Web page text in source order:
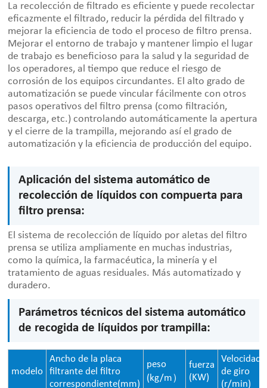
La recolección de filtrado es eficiente y puede recolectar
eficazmente el filtrado, reducir la pérdida del filtrado y
mejorar la eficiencia de todo el proceso de filtro prensa.
Mejorar el entorno de trabajo y mantener limpio el lugar
de trabajo es beneficioso para la salud y la seguridad de
los operadores, al tiempo que reduce el riesgo de
corrosión de los equipos circundantes. El alto grado de
automatización se puede vincular fácilmente con otros
pasos operativos del filtro prensa (como filtración,
descarga, etc.) controlando automáticamente la apertura
y el cierre de la trampilla, mejorando así el grado de
automatización y la eficiencia de producción del equipo.
Aplicación del sistema automático de
recolección de líquidos con compuerta para
filtro prensa:
El sistema de recolección de líquido por aletas del filtro
prensa se utiliza ampliamente en muchas industrias,
como la química, la farmacéutica, la minería y el
tratamiento de aguas residuales. Más automatizado y
duradero.
Parámetros técnicos del sistema automático
de recogida de líquidos por trampilla:
modelo
Ancho de la placa
filtrante del filtro
correspondiente(mm)
peso
(kg/m）
fuerza
(KW)
Velocidad
de giro
(r/min)